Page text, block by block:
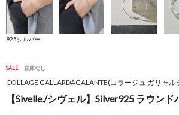
925シルバー
SALE 在庫なし
COLLAGE GALLARDAGALANTE(コラージュ ガリャル
【Sivelle./シヴェル】Silver925 ラウンド